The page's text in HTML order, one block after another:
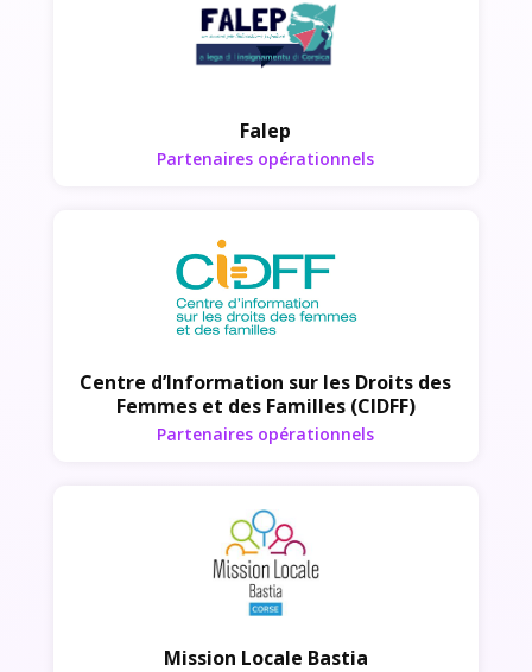
Falep
Partenaires opérationnels
Partenaires opérationnels
Centre d’Information sur les Droits des
Femmes et des Familles (CIDFF)
Partenaires opérationnels
Partenaires opérationnels
Mission Locale Bastia
Partenaires opérationnels